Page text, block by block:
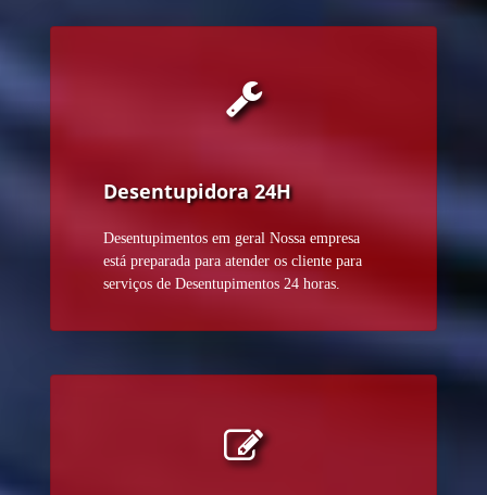
Desentupidora 24H
Desentupimentos em geral Nossa empresa
está preparada para atender os cliente para
serviços de Desentupimentos 24 horas.